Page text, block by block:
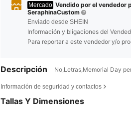
Mercado Vendido por el vendedor
SeraphinaCustom
Enviado desde SHEIN
Información y bligaciones del
Para reportar a este vendedor y/o
Descripción No,Letras,Memorial Day
Información de seguridad y contactos
Tallas Y Dimensiones
4,79